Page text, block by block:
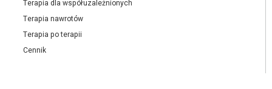
Terapia dla współuzależnionych
Terapia nawrotów
Terapia po terapii
Cennik